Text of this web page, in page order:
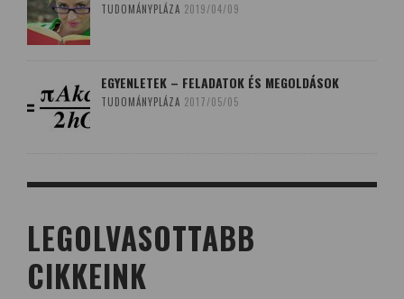
TUDOMÁNYPLÁZA 2019/04/09
EGYENLETEK – FELADATOK ÉS MEGOLDÁSOK
TUDOMÁNYPLÁZA 2017/05/05
LEGOLVASOTTABB
CIKKEINK